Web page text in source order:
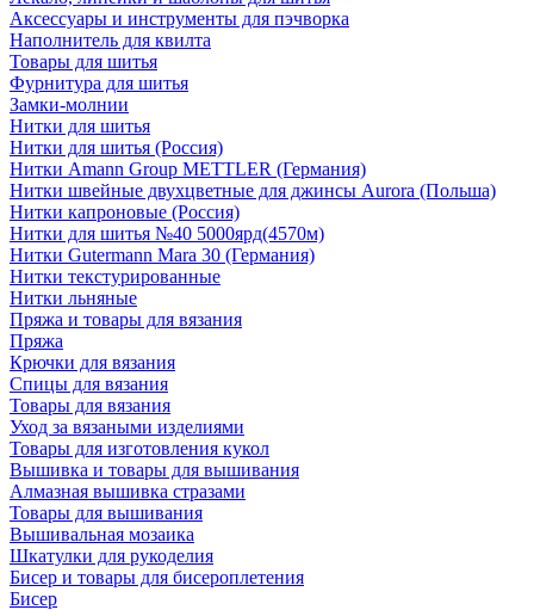
Аксессуары и инструменты для пэчворка
Наполнитель для квилта
Товары для шитья
Фурнитура для шитья
Замки-молнии
Нитки для шитья
Нитки для шитья (Россия)
Нитки Amann Group METTLER (Германия)
Нитки швейные двухцветные для джинсы Aurora (Польша)
Нитки капроновые (Россия)
Нитки для шитья №40 5000ярд(4570м)
Нитки Gutermann Mara 30 (Германия)
Нитки текстурированные
Нитки льняные
Пряжа и товары для вязания
Пряжа
Крючки для вязания
Спицы для вязания
Товары для вязания
Уход за вязаными изделиями
Товары для изготовления кукол
Вышивка и товары для вышивания
Алмазная вышивка стразами
Товары для вышивания
Вышивальная мозаика
Шкатулки для рукоделия
Бисер и товары для бисероплетения
Бисер